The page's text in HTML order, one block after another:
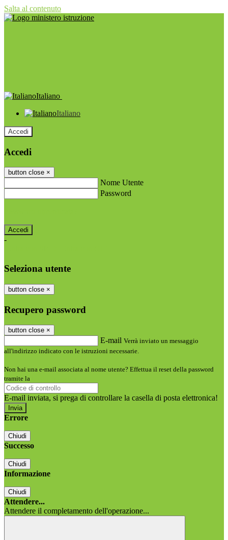
Salta al contenuto
Italiano
Italiano
Accedi
Accedi
button close ×
Nome Utente
Password
-
Seleziona utente
button close ×
Recupero password
button close ×
E-mail Verrà inviato un messaggio
all'indirizzo indicato con le istruzioni necessarie.
Non hai una e-mail associata al nome utente? Effettua il reset della password
tramite la
E-mail inviata, si prega di controllare la casella di posta elettronica!
Errore
Chiudi
Successo
Chiudi
Informazione
Chiudi
Attendere...
Attendere il completamento dell'operazione...